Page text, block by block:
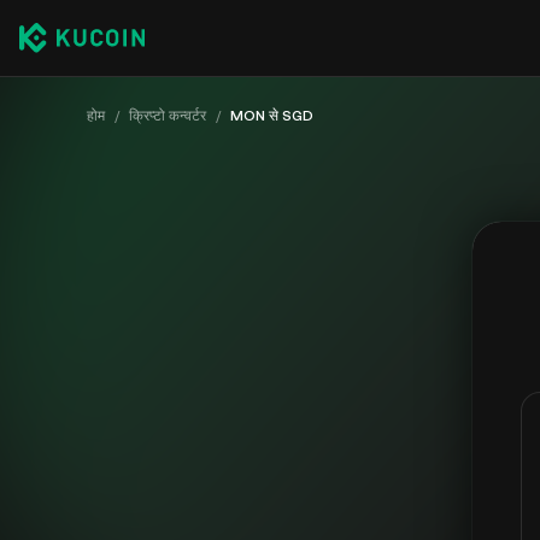
होम / क्रिप्टो कन्वर्टर / MON से SGD